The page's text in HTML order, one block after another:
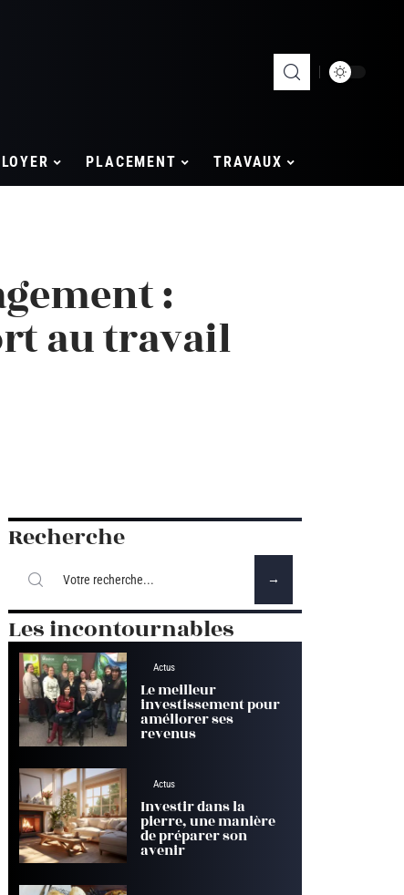
LOYER PLACEMENT TRAVAUX
:
au travail
Recherche
Les incontournables
Actus
Le meilleur
investissement pour
améliorer ses
revenus
Actus
Investir dans la
pierre, une manière
de préparer son
avenir